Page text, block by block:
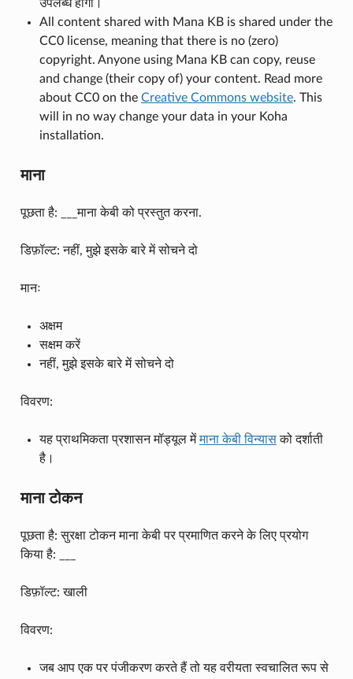
उपलब्ध होगी।
All content shared with Mana KB is shared under the
CC0 license, meaning that there is no (zero)
copyright. Anyone using Mana KB can copy, reuse
and change (their copy of) your content. Read more
about CC0 on the Creative Commons website. This
will in no way change your data in your Koha
installation.
माना
पूछता है: ___माना केबी को प्रस्तुत करना.
डिफ़ॉल्ट: नहीं, मुझे इसके बारे में सोचने दो
मानः
अक्षम
सक्षम करें
नहीं, मुझे इसके बारे में सोचने दो
विवरण:
यह प्राथमिकता प्रशासन मॉड्यूल मेंमाना केबी विन्यासको दर्शाती
है।
माना टोकन
पूछता है: सुरक्षा टोकन माना केबी पर प्रमाणित करने के लिए प्रयोग
किया है: ___
डिफ़ॉल्ट: खाली
विवरण:
जब आप एक पर पंजीकरण करते हैं तो यह वरीयता स्वचालित रूप से